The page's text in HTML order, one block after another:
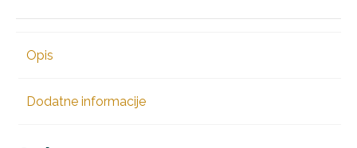
Opis
Dodatne informacije